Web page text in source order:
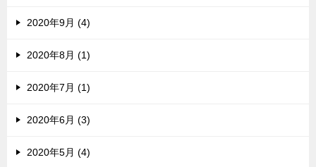
2020年9月 (4)
2020年8月 (1)
2020年7月 (1)
2020年6月 (3)
2020年5月 (4)